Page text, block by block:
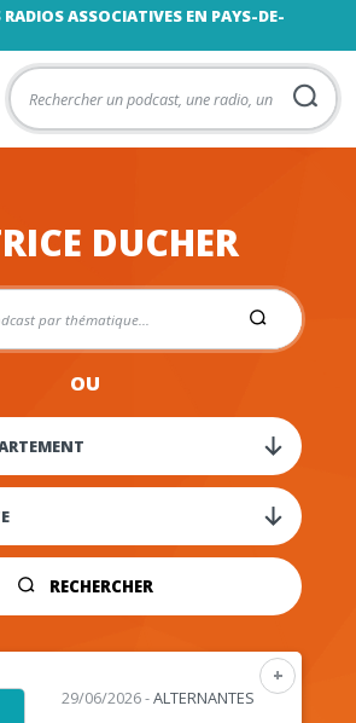
RADIOS ASSOCIATIVES EN PAYS-DE-
DUCHER
OU
RECHERCHER
+
29/06/2026-ALTERNANTES